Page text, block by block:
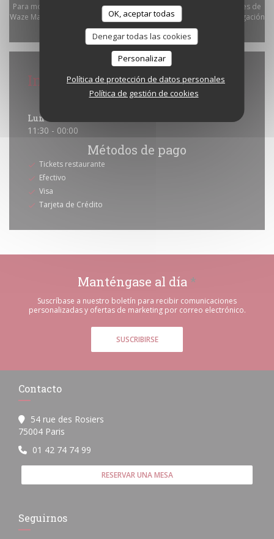
OK, aceptar todas
Denegar todas las cookies
Personalizar
Política de protección de datos personales
Política de gestión de cookies
Para mostrar el mapa interactivo de Waze, debe aceptar las cookies de
Waze Map (Google). Estas cookies pueden recopilar datos de navegación
y ubicación. Permitir
Información general
Horario de apertura
Lun-
11:30 - 00:00
Métodos de pago
Tickets restaurante
Efectivo
Visa
Tarjeta de Crédito
Manténgase al día *
Suscríbase a nuestro boletín para recibir comunicaciones
personalizadas y ofertas de marketing por correo electrónico.
SUSCRIBIRSE
Contacto
54 rue des Rosiers
75004 Paris
01 42 74 74 99
RESERVAR UNA MESA
Seguirnos